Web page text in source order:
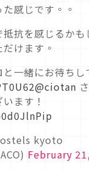
感じです。。
抗を感じるかも
けます。
一緒にお待ちし
@ciotan
ます！
kyoto
February